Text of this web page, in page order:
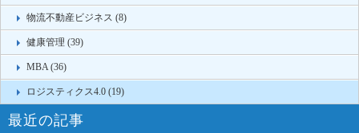
物流不動産ビジネス (8)
健康管理 (39)
MBA (36)
ロジスティクス4.0 (19)
最近の記事